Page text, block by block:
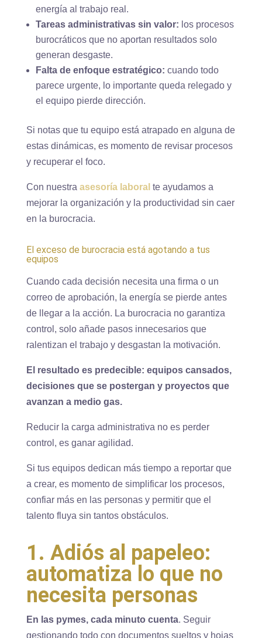
energía al trabajo real.
Tareas administrativas sin valor: los procesos
burocráticos que no aportan resultados solo
generan desgaste.
Falta de enfoque estratégico: cuando todo
parece urgente, lo importante queda relegado y
el equipo pierde dirección.
Si notas que tu equipo está atrapado en alguna de
estas dinámicas, es momento de revisar procesos
y recuperar el foco.
Con nuestra asesoría laboral te ayudamos a
mejorar la organización y la productividad sin caer
en la burocracia.
El exceso de burocracia está agotando a tus
equipos
Cuando cada decisión necesita una firma o un
correo de aprobación, la energía se pierde antes
de llegar a la acción. La burocracia no garantiza
control, solo añade pasos innecesarios que
ralentizan el trabajo y desgastan la motivación.
El resultado es predecible: equipos cansados,
decisiones que se postergan y proyectos que
avanzan a medio gas.
Reducir la carga administrativa no es perder
control, es ganar agilidad.
Si tus equipos dedican más tiempo a reportar que
a crear, es momento de simplificar los procesos,
confiar más en las personas y permitir que el
talento fluya sin tantos obstáculos.
1. Adiós al papeleo:
automatiza lo que no
necesita personas
En las pymes, cada minuto cuenta. Seguir
gestionando todo con documentos sueltos y hojas